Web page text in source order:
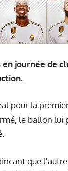
journée de
pour la
le ballon lui
que